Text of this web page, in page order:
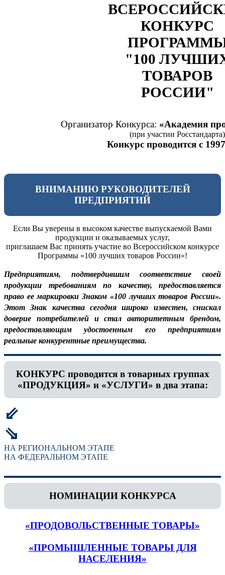
КОНКУРС
"100
ТОВАРОВ
РОССИИ"
Организатор Конкурса: «Академия
(при участии Росстандарта)
Конкурс проводится с
ВНИМАНИЮ РУКОВОДИТЕЛЕЙ
ПРЕДПРИЯТИЙ
Если Вы уверены в высоком качестве выпускаемой Вами
продукции и оказываемых услуг,
приглашаем Вас принять участие во Всероссийском конкурсе
Программы «100 лучших товаров России»!
Предприятиям, подтвердившим соответствие своей
продукции требованиям по качеству, предоставляется
право ее маркировки Знаком «100 лучших товаров России».
Этот Знак качества сегодня широко известен, снискал
доверие потребителей и стал авторитетным брендом,
предоставляющим удостоенным его предприятиям
реальные конкурентные преимущества.
КОНКУРС проводится в товарных группах
«ПРОДУКЦИЯ» и «УСЛУГИ» в два этапа:
⇙
⇘
НА РЕГИОНАЛЬНОМ ЭТАПЕ
НА ФЕДЕРАЛЬНОМ ЭТАПЕ
НОМИНАЦИИ КОНКУРСА
«ПРОДОВОЛЬСТВЕННЫЕ ТОВАРЫ»
«ПРОМЫШЛЕННЫЕ ТОВАРЫ ДЛЯ
НАСЕЛЕНИЯ»